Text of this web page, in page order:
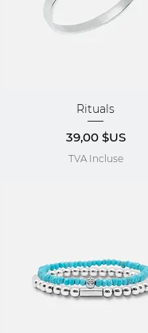
Aperçu rapide
Rituals
Prix
39,00 $US
TVA Incluse